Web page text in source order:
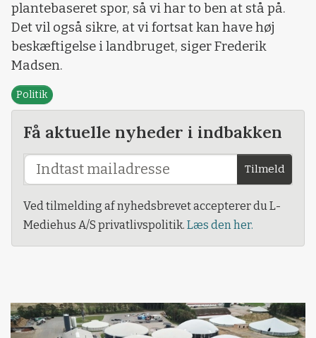
plantebaseret spor, så vi har to ben at stå på.
Det vil også sikre, at vi fortsat kan have høj
beskæftigelse i landbruget, siger Frederik
Madsen.
Politik
Få aktuelle nyheder i indbakken
Tilmeld
Ved tilmelding af nyhedsbrevet accepterer du L-
Mediehus A/S privatlivspolitik. Læs den her.